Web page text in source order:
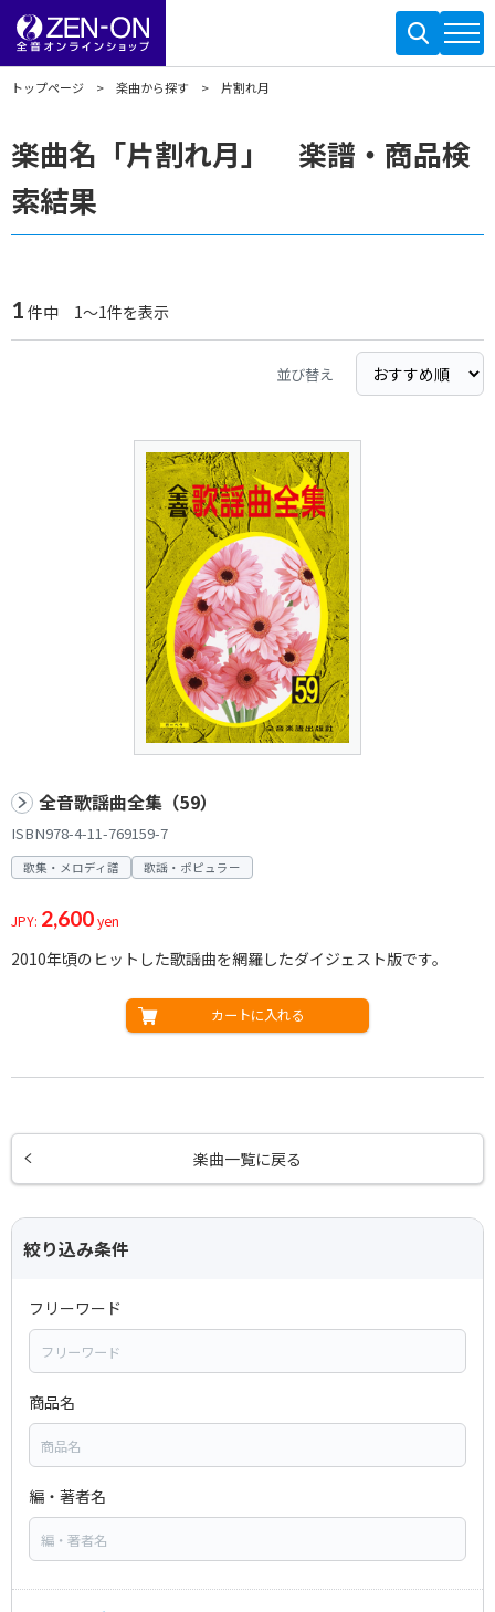
トップページ 楽曲から探す 片割れ月
楽曲名「片割れ月」 楽譜・商品検
索結果
1 件中 1～1件を表示
並び替え
全音歌謡曲全集（59）
ISBN978-4-11-769159-7
歌集・メロディ譜 歌謡・ポピュラー
JPY: 2,600yen
2010年頃のヒットした歌謡曲を網羅したダイジェスト版です。
カートに入れる
楽曲一覧に戻る
絞り込み条件
フリーワード
商品名
編・著者名